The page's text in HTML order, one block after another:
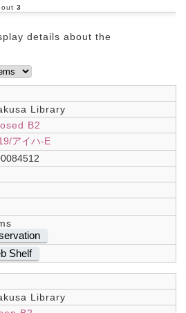
3
details about the
Library
B2
アイハ-E
Shelf
Library